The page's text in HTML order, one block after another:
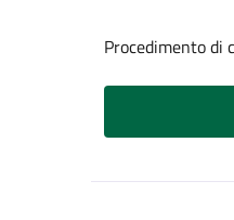
Procedimento